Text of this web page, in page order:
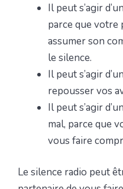
Il peut s’agir
parce que votre
assumer son
le silence.
Il peut s’agir
repousser vos
Il peut s’agir
mal, parce que
vous faire
Le silence radio peut